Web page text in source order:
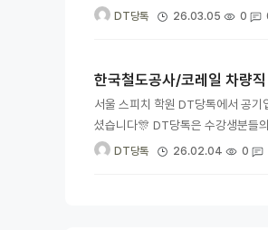
DT당톡 26.03.05 0
한국철도공사/코레일 차량
서울 스피치 학원 DT당톡에서 공
셨습니다🎊 DT당톡은 수강생분들
DT당톡 26.02.04 0